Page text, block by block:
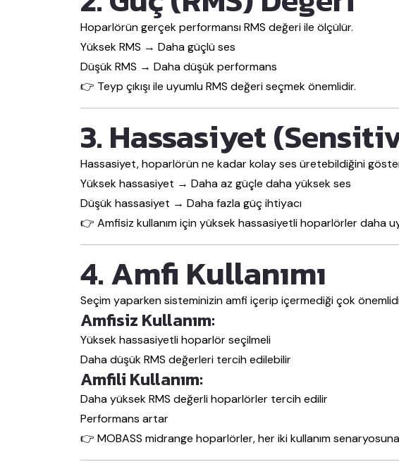
Hoparlörün gerçek performansı RMS değeri ile ölçülür.
Yüksek RMS → Daha güçlü ses
Düşük RMS → Daha düşük performans
👉 Teyp çıkışı ile uyumlu RMS değeri seçmek önemlidir.
3. Hassasiyet
Hassasiyet, hoparlörün ne kadar kolay ses üretebildiğini
Yüksek hassasiyet → Daha az güçle daha yüksek ses
Düşük hassasiyet → Daha fazla güç ihtiyacı
👉 Amfisiz kullanım için yüksek hassasiyetli hoparlörler daha
4. Amfi Kullanımı
Seçim yaparken sisteminizin amfi içerip içermediği çok
Amfisiz Kullanım:
Yüksek hassasiyetli hoparlör seçilmeli
Daha düşük RMS değerleri tercih edilebilir
Amfili Kullanım:
Daha yüksek RMS değerli hoparlörler tercih edilir
Performans artar
👉 MOBASS midrange hoparlörler, her iki kullanım